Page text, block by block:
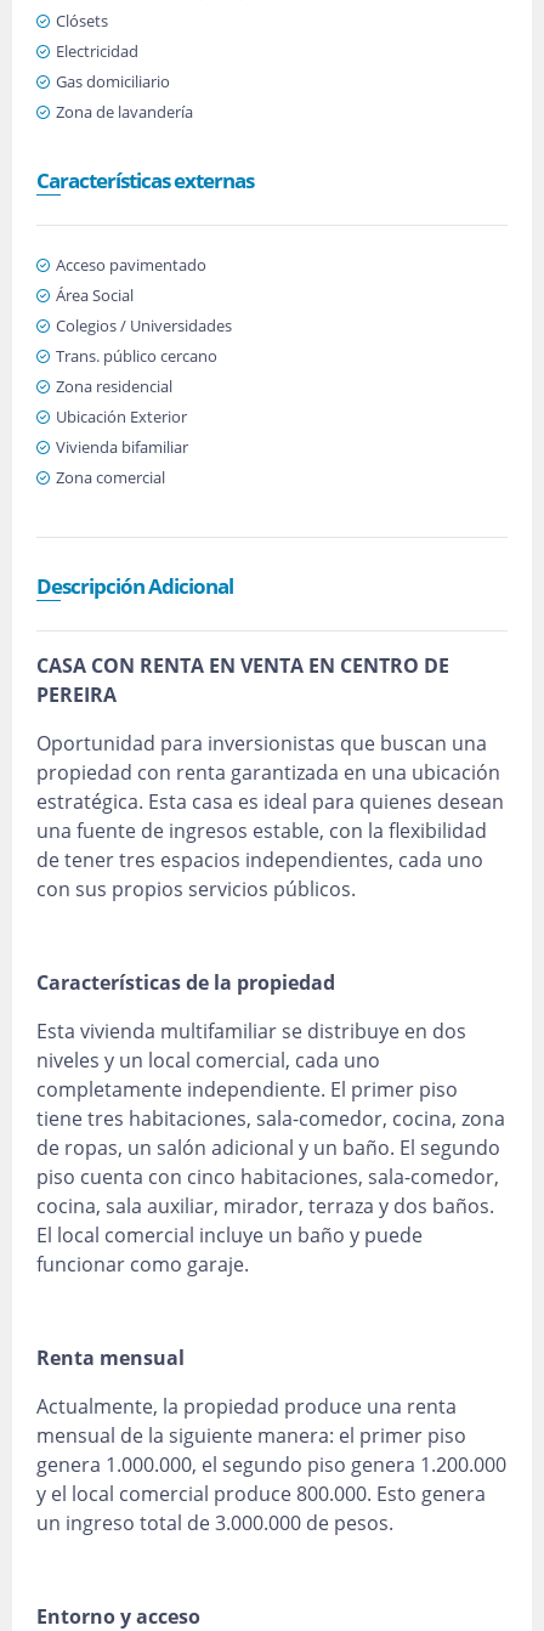
Clósets
Electricidad
Gas domiciliario
Zona de lavandería
Características externas
Acceso pavimentado
Área Social
Colegios / Universidades
Trans. público cercano
Zona residencial
Ubicación Exterior
Vivienda bifamiliar
Zona comercial
Descripción Adicional
CASA CON RENTA EN VENTA EN CENTRO DE
PEREIRA
Oportunidad para inversionistas que buscan una
propiedad con renta garantizada en una ubicación
estratégica. Esta casa es ideal para quienes desean
una fuente de ingresos estable, con la flexibilidad
de tener tres espacios independientes, cada uno
con sus propios servicios públicos.
Características de la propiedad
Esta vivienda multifamiliar se distribuye en dos
niveles y un local comercial, cada uno
completamente independiente. El primer piso
tiene tres habitaciones, sala-comedor, cocina, zona
de ropas, un salón adicional y un baño. El segundo
piso cuenta con cinco habitaciones, sala-comedor,
cocina, sala auxiliar, mirador, terraza y dos baños.
El local comercial incluye un baño y puede
funcionar como garaje.
Renta mensual
Actualmente, la propiedad produce una renta
mensual de la siguiente manera: el primer piso
genera 1.000.000, el segundo piso genera 1.200.000
y el local comercial produce 800.000. Esto genera
un ingreso total de 3.000.000 de pesos.
Entorno y acceso